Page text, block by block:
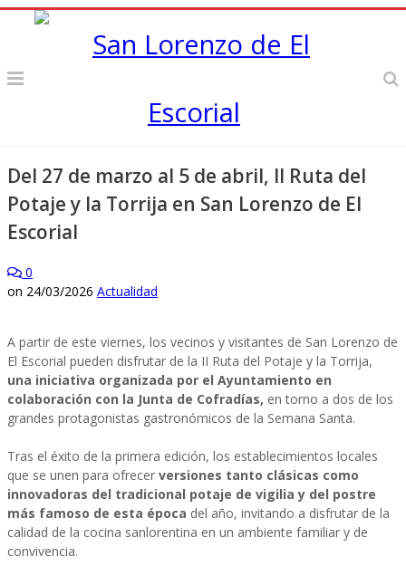
Del 27 de marzo al 5 de abril, II Ruta del
Potaje y la Torrija en San Lorenzo de El
Escorial
0
on 24/03/2026 Actualidad
A partir de este viernes, los vecinos y visitantes de San Lorenzo de
El Escorial pueden disfrutar de la II Ruta del Potaje y la Torrija,
una iniciativa organizada por el Ayuntamiento en
colaboración con la Junta de Cofradías, en torno a dos de los
grandes protagonistas gastronómicos de la Semana Santa.
Tras el éxito de la primera edición, los establecimientos locales
que se unen para ofrecer versiones tanto clásicas como
innovadoras del tradicional potaje de vigilia y del postre
más famoso de esta época del año, invitando a disfrutar de la
calidad de la cocina sanlorentina en un ambiente familiar y de
convivencia.